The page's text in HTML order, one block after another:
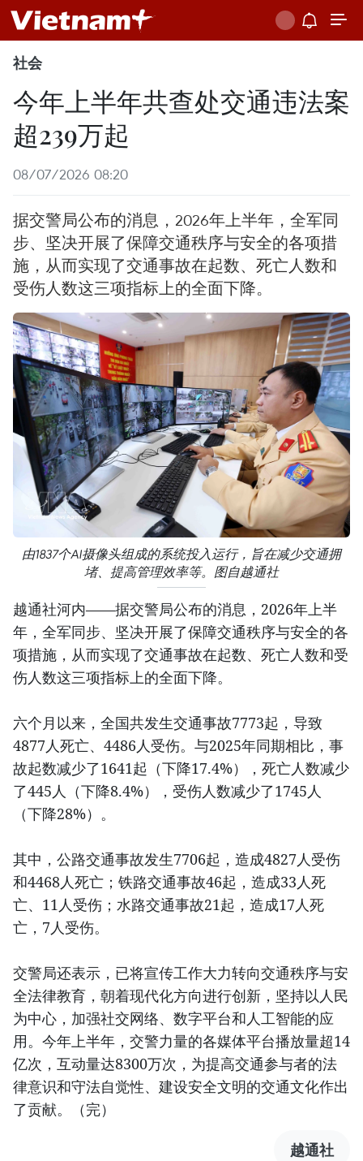
社会
今年上半年共查处交通违法案
超239万起
08/07/2026 08:20
据交警局公布的消息，2026年上半年，全军同
步、坚决开展了保障交通秩序与安全的各项措
施，从而实现了交通事故在起数、死亡人数和
受伤人数这三项指标上的全面下降。
由1837个AI摄像头组成的系统投入运行，旨在减少交通拥
堵、提高管理效率等。图自越通社
越通社河内——据交警局公布的消息，2026年上半
年，全军同步、坚决开展了保障交通秩序与安全的各
项措施，从而实现了交通事故在起数、死亡人数和受
伤人数这三项指标上的全面下降。
六个月以来，全国共发生交通事故7773起，导致
4877人死亡、4486人受伤。与2025年同期相比，事
故起数减少了1641起（下降17.4%），死亡人数减少
了445人（下降8.4%），受伤人数减少了1745人
（下降28%）。
其中，公路交通事故发生7706起，造成4827人受伤
和4468人死亡；铁路交通事故46起，造成33人死
亡、11人受伤；水路交通事故21起，造成17人死
亡，7人受伤。
交警局还表示，已将宣传工作大力转向交通秩序与安
全法律教育，朝着现代化方向进行创新，坚持以人民
为中心，加强社交网络、数字平台和人工智能的应
用。今年上半年，交警力量的各媒体平台播放量超14
亿次，互动量达8300万次，为提高交通参与者的法
律意识和守法自觉性、建设安全文明的交通文化作出
了贡献。（完）
越通社